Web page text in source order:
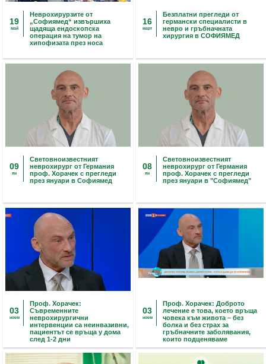
19
май
Неврохирурзите от
„Софиямед“ извършиха
щадяща ендоскопска
операция на тумор на
хипофизата през носа
16
март
Безплатни прегледи от
германски специалисти в
невро и гръбначната
хирургия в СОФИЯМЕД
09
ян
Световноизвестният
неврохирург от Германия
проф. Хорачек с прегледи
през януари в Софиямед
08
ян
Световноизвестният
неврохирург от Германия
проф. Хорачек с прегледи
през януари в "Софиямед"
03
ноем
Проф. Хорачек:
Съвременните
неврохирургични
интервенции са неинвазивни,
пациентът се връща у дома
след 1-2 дни
03
ноем
Проф. Хорачек: Доброто
лечение е това, което връща
човека към живота – без
болка и без страх за
гръбначните заболявания,
които подценяваме